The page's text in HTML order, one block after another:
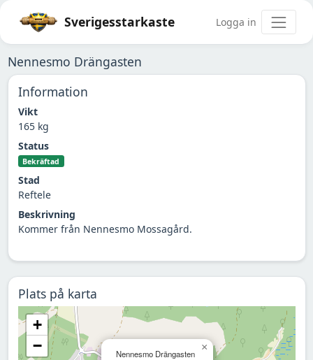
Sverigesstarkaste Logga in
Nennesmo Drängasten
Information
Vikt
165 kg
Status
Bekräftad
Stad
Reftele
Beskrivning
Kommer från Nennesmo Mossagård.
Plats på karta
Nennesmo Drängasten
×
+
−